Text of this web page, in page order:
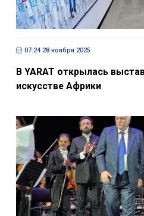
07:24 28 ноября 2025
В YARAT открылась
искусстве Африки